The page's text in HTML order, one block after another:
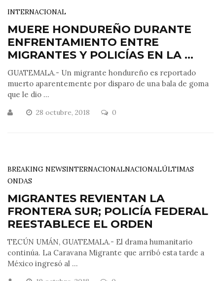
INTERNACIONAL
MUERE HONDUREÑO DURANTE
ENFRENTAMIENTO ENTRE
MIGRANTES Y POLICÍAS EN LA ...
GUATEMALA.- Un migrante hondureño es reportado
muerto aparentemente por disparo de una bala de goma
que le dio ...
28 octubre, 2018 0
BREAKING NEWSINTERNACIONALNACIONALÚLTIMAS
ONDAS
MIGRANTES REVIENTAN LA
FRONTERA SUR; POLICÍA FEDERAL
REESTABLECE EL ORDEN
TECÚN UMÁN, GUATEMALA.- El drama humanitario
continúa. La Caravana Migrante que arribó esta tarde a
México ingresó al ...